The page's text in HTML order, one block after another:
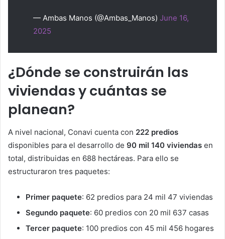
— Ambas Manos (@Ambas_Manos) June 16,
2025
¿Dónde se construirán las
viviendas y cuántas se
planean?
A nivel nacional, Conavi cuenta con 222 predios
disponibles para el desarrollo de 90 mil 140 viviendas en
total, distribuidas en 688 hectáreas. Para ello se
estructuraron tres paquetes:
Primer paquete: 62 predios para 24 mil 47 viviendas
Segundo paquete: 60 predios con 20 mil 637 casas
Tercer paquete: 100 predios con 45 mil 456 hogares